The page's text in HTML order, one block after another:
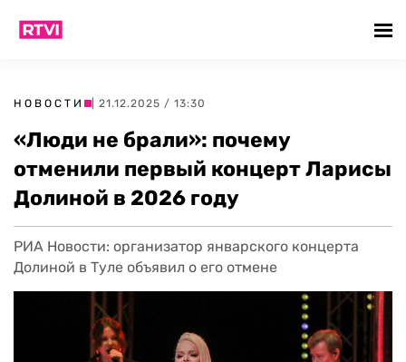
НОВОСТИ | 21.12.2025 / 13:30
«Люди не брали»: почему
отменили первый концерт Ларисы
Долиной в 2026 году
РИА Новости: организатор январского концерта
Долиной в Туле объявил о его отмене